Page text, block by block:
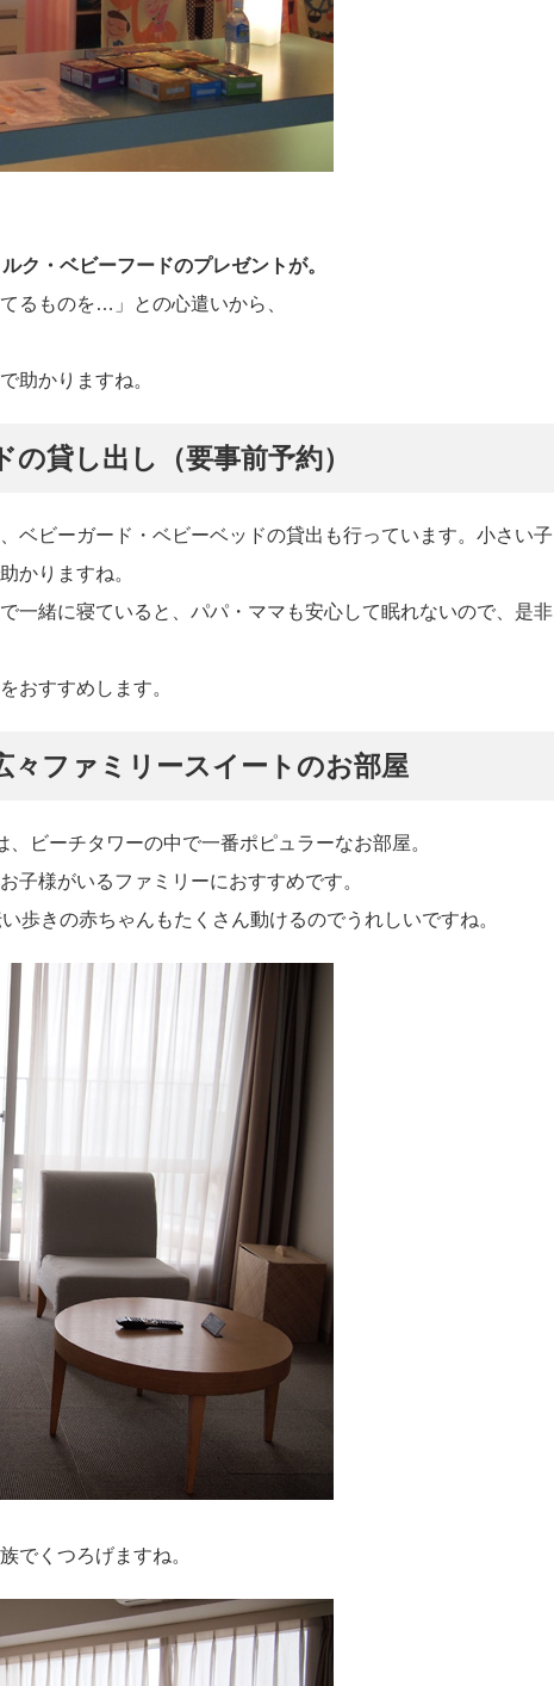
ク・ベビーフードのプレゼントが。
るものを…」との心遣いから、
助かりますね。
貸し出し（要事前予約）
ベビーガード・ベビーベッドの貸出も行っています。小さい子
かりますね。
一緒に寝ていると、パパ・ママも安心して眠れないので、是非
おすすめします。
々ファミリースイートのお部屋
ビーチタワーの中で一番ポピュラーなお部屋。
子様がいるファミリーにおすすめです。
歩きの赤ちゃんもたくさん動けるのでうれしいですね。
でくつろげますね。